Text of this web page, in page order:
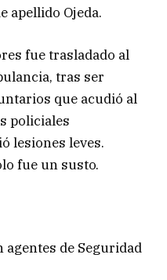
apellido Ojeda.
fue trasladado al
tras ser
que acudió al
policiales
lesiones leves.
fue un susto.
de Seguridad